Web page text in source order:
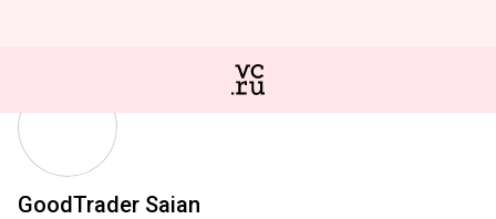
GoodTrader Saian